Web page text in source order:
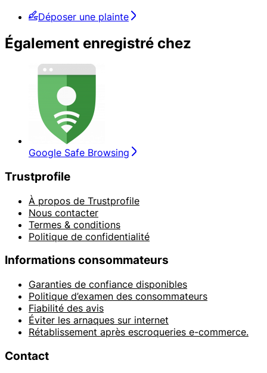
Déposer une plainte
Également enregistré chez
Google Safe Browsing
Trustprofile
À propos de Trustprofile
Nous contacter
Termes & conditions
Politique de confidentialité
Informations consommateurs
Garanties de confiance disponibles
Politique d’examen des consommateurs
Fiabilité des avis
Éviter les arnaques sur internet
Rétablissement après escroqueries e-commerce.
Contact